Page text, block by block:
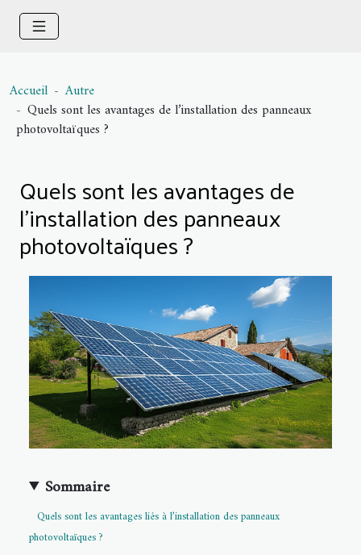
Accueil
Autre
Quels sont les avantages de l’installation des panneaux
photovoltaïques ?
Quels sont les avantages de
l’installation des panneaux
photovoltaïques ?
Sommaire
Quels sont les avantages liés à l’installation des panneaux
photovoltaïques ?